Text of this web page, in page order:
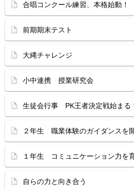
合唱コンクール練習、本格始動！
前期期末テスト
大縄チャレンジ
小中連携 授業研究会
生徒会行事 PK王者決定戦始まる
２年生 職業体験のガイダンスを
１年生 コミュニケーション力を
自らの力と向き合う